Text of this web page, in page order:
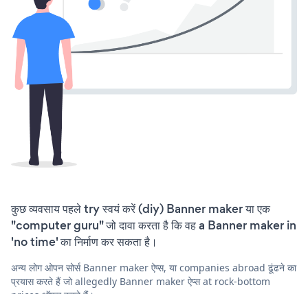
कुछ व्यवसाय पहले try स्वयं करें (diy) Banner maker या एक
"computer guru" जो दावा करता है कि वह a Banner maker in
'no time' का निर्माण कर सकता है।
अन्य लोग ओपन सोर्स Banner maker ऐप्स, या companies abroad ढूंढने का
प्रयास करते हैं जो allegedly Banner maker ऐप्स at rock-bottom